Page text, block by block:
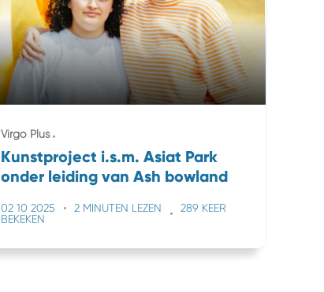
Virgo Plus
Kunstproject i.s.m. Asiat Park
onder leiding van Ash bowland
02 10 2025 2 MINUTEN LEZEN
289 KEER
BEKEKEN